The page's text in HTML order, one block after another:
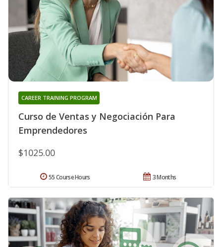
Curso de Ventas y Negociación Para
Emprendedores
CAREER TRAINING PROGRAM
$1025.00
3 Months
55 Course Hours